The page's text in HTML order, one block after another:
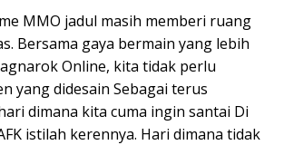
MMO jadul masih memberi ruang
Bersama gaya bermain yang lebih
Online, kita tidak perlu
yang didesain Sebagai terus
dimana kita cuma ingin santai Di
istilah kerennya. Hari dimana tidak